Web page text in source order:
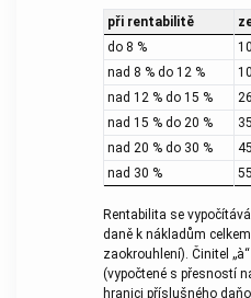
při rentabilitě
do 8 %
nad 8 % do 12 %
nad 12 % do 15 %
nad 15 % do 20 %
nad 20 % do 30 %
nad 30 %
Rentabilita se
daně k nákladům
zaokrouhlení). Činitel
(vypočtené s přesností
hranici příslušného